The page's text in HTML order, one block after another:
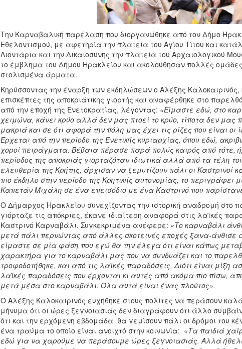
Την Καρναβαλική παρέλαση που διοργανώθηκε από τον Δήμο
Εθελοντισμού, με αφετηρία την πλατεία του Αγίου Τίτου και
Λιοντάρια και την Δικαιοσύνης την πλατεία του Αρχαιολογικού
το έμβλημα του Δήμου Ηρακλείου και ακολούθησαν πολλές
στολισμένα άρματα.
Κηρύσσοντας την έναρξη των εκδηλώσεων ο Αλέξης
επισκέπτες της αποκριάτικης γιορτής και αναφέρθηκε στο
από την εποχή της Ενετοκρατίας, λέγοντας: «Είμαστε εδώ, στο
χειμώνα, κάνει κρύο αλλά δεν μας πτοεί το κρύο, τίποτα δεν μας
μακριά και σε ότι αφορά την πόλη μας έχει τις ρίζες που είναι οι
Έρχεται από την περίοδο της Ενετικής κυριαρχίας, όπου εδώ,
χοροί πειράγματα. Βέβαια πέρασε παρά πολύς καιρός από τότε,
περίοδος της αποκριάς γιορταζόταν ιδιωτικά αλλά από τα τέλη
ελευθερία της Κρήτης, άρχισαν να ξεμυτίζουν πάλι οι Καστρινοί
πιο έκδηλο στην περίοδο της Κρητικής αυτονομίας, το περιγράφει
Καπετάν Μιχάλη σε ένα επεισόδιο με ένα Καστρινό που
Ο Δήμαρχος Ηρακλείου συνεχίζοντας την ιστορική αναδρομή στο
γιόρταζε τις απόκριες, έκανε ιδιαίτερη αναφορά στις λαϊκές
Καστρινό Καρναβάλι. Συγκεκριμένα ανέφερε: «Το καρναβάλι
μετά πάλι περνώντας από άλλες σκοτεινές εποχές ξανα-άνθισε
είμαστε σε μία φάση που εγώ θα την έλεγα ότι είναι κάπως
χαρακτήρα για το καρναβάλι μας που να συνδυάζει και το
τροφοδοτήθηκε, και από τις λαϊκές παραδόσεις. Διότι είναι μίξη
λαϊκές παραδόσεις που έρχονται κι αυτές από ακόμα πιο πίσω,
μετά μέσα στο καρναβάλι. Όλα αυτά είναι ένας πλούτος».
Ο Αλέξης Καλοκαιρινός ευχήθηκε στους πολίτες να περάσουν
μήνυμα ότι οι ώρες ξεγνοιασιάς δεν διαγράφουν ότι άλλο
ότι και την ερχόμενη εβδομάδα θα γεμίσουν πάλι οι δρόμοι του
ένα τραύμα το οποίο είναι ανοιχτό στην κοινωνία: «Τα παιδιά
εδώ για να χαρούμε να περάσουμε ώρες ξεγνοιασιάς. Αλλά